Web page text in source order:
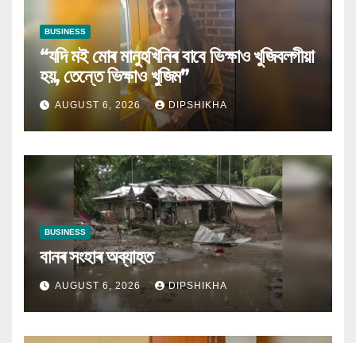
BUSINESS
“যদি মই মোৰ মানুহখিনিৰ বাবে ভিক্ষাও খুজিবলগীয়া
হয়, তেন্তে ভিক্ষাও খুজিম”
AUGUST 6, 2026 DIPSHIKHA
BUSINESS
বানৰ সংহাৰ অব্যাহত
AUGUST 6, 2026 DIPSHIKHA